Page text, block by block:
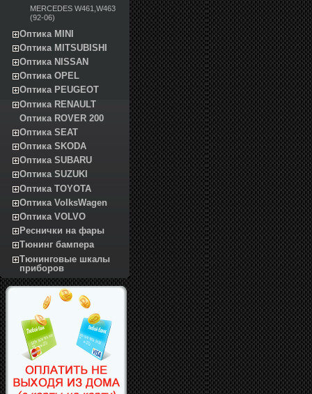
MERCEDES W461,W463
(92-06)
Оптика MINI
Оптика MITSUBISHI
Оптика NISSAN
Оптика OPEL
Оптика PEUGEOT
Оптика RENAULT
Оптика ROVER 200
Оптика SEAT
Оптика SKODA
Оптика SUBARU
Оптика SUZUKI
Оптика TOYOTA
Оптика VolksWagen
Оптика VOLVO
Реснички на фары
Тюнинг бампера
Тюнинговые шкалы
приборов